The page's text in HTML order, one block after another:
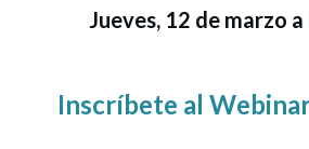
Jueves, 12 de marzo
Inscríbete al